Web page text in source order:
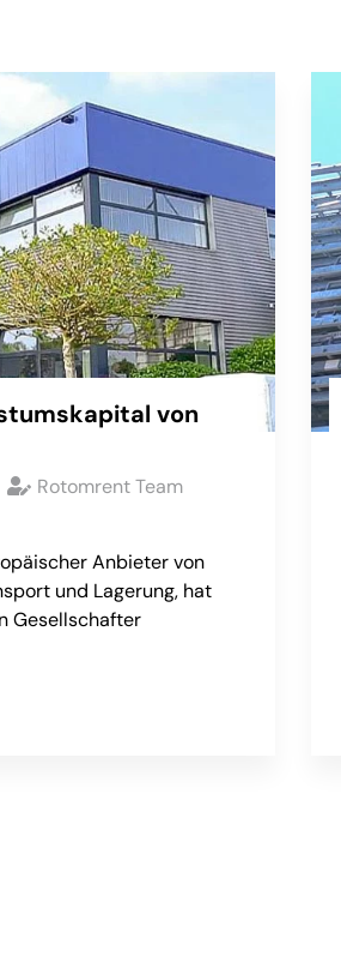
von
Rotomrent Team
Anbieter von
und Lagerung, hat
Gesellschafter